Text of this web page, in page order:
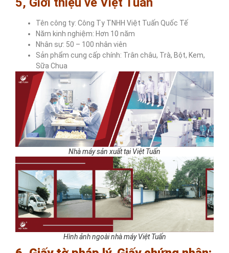
Tên công ty: Công Ty TNHH Việt Tuấn Quốc Tế
Năm kinh nghiệm: Hơn 10 năm
Nhân sự: 50 – 100 nhân viên
Sản phẩm cung cấp chính: Trân châu, Trà, Bột, Kem,
Sữa Chua
Nhà máy sản xuất tại Việt Tuấn
Hình ảnh ngoài nhà máy Việt Tuấn